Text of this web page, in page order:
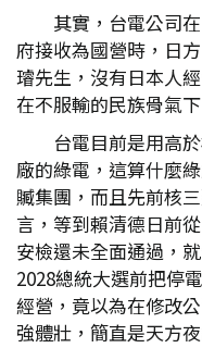
其實，台電公司
府接收為國營時，日
璿先生，沒有日本人
在不服輸的民族骨氣
台電目前是用高
廠的綠電，這算什麼
贓集團，而且先前核
言，等到賴清德日前
安檢還未全面通過，
2028總統大選前把停
經營，竟以為在修改
強體壯，簡直是天方夜